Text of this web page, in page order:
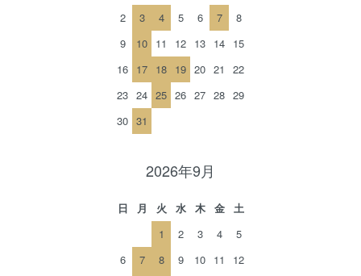
2
3 4 5 6 7
8
9
10 11 12 13 14 15
16 17 18 19 20 21
22
23 24 25 26 27 28 29
30 31
2026年9月
日 月 火 水 木 金
土
1
2 3 4
5
6
7 8 9 10 11
12